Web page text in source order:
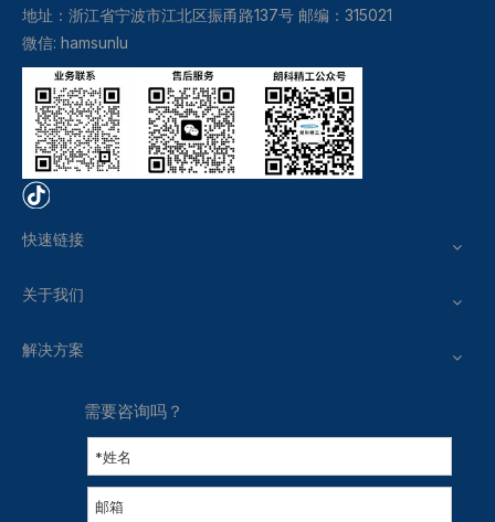
地址：浙江省宁波市江北区振甬路137号 邮编：315021
微信: hamsunlu
快速链接
关于我们
解决方案
需要咨询吗？